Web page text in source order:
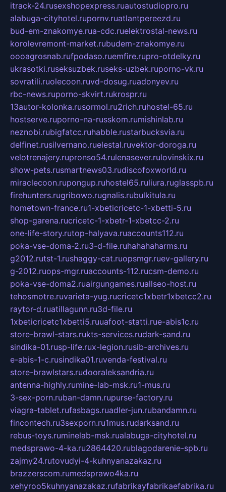
itrack-24.rusexshopexpress.ruautostudiopro.ru
alabuga-cityhotel.rupornv.ruatlantpereezd.ru
bud-em-znakomye.rua-cdc.ruelektrostal-news.ru
korolevremont-market.rubudem-znakomye.ru
oooagrosnab.rufpodaso.ruemfire.rupro-otdelky.ru
ukrasotki.ruseksuzbek.ruseks-uzbek.ruporno-vk.ru
sovratili.ruolecoon.ruvd-dosug.ruadonyev.ru
rbc-news.ruporno-skvirt.rukrospr.ru
13autor-kolonka.rusormol.ru2rich.ruhostel-65.ru
hostserve.ruporno-na-russkom.rumishinlab.ru
neznobi.rubigfatcc.ruhabble.rustarbucksvia.ru
delfinet.rusilvernano.ruelestal.ruvektor-doroga.ru
velotrenajery.rupronso54.rulenasever.rulovinskix.ru
show-pets.rusmartnews03.rudiscofoxworld.ru
miraclecoon.rupongup.ruhostel65.ruliura.ruglasspb.ru
firehunters.rugribowo.rugnalis.rubulkitula.ru
hometown-france.ru1-xbeticricetc-1-xbetti-5.ru
shop-garena.rucricetc-1-xbetr-1-xbetcc-2.ru
one-life-story.rutop-halyava.ruaccounts112.ru
poka-vse-doma-2.ru3-d-file.ruhahahaharms.ru
g2012.rutst-1.rushaggy-cat.ruopsmgr.ruev-gallery.ru
g-2012.ruops-mgr.ruaccounts-112.rucsm-demo.ru
poka-vse-doma2.ruairgungames.ruallseo-host.ru
tehosmotre.ruvarieta-yug.rucricetc1xbetr1xbetcc2.ru
raytor-d.ruatillagunn.ru3d-file.ru
1xbeticricetc1xbetti5.ruuafoot-statti.rue-abis1c.ru
store-brawl-stars.rukts-services.rudark-sand.ru
sindika-01.rusp-life.rux-legion.rusib-archives.ru
e-abis-1-c.rusindika01.ruvenda-festival.ru
store-brawlstars.rudooraleksandria.ru
antenna-highly.rumine-lab-msk.ru1-mus.ru
3-sex-porn.ruban-damn.rupurse-factory.ru
viagra-tablet.rufasbags.ruadler-jun.rubandamn.ru
fincontech.ru3sexporn.ru1mus.rudarksand.ru
rebus-toys.ruminelab-msk.rualabuga-cityhotel.ru
medsprawo-4-ka.ru2864420.rublagodarenie-spb.ru
zajmy24.rutovudyi-4-kuhnyanazakaz.ru
brazzerscom.rumedsprawo4ka.ru
xehyroo5kuhnyanazakaz.rufabrikayfabrikaefabrika.ru